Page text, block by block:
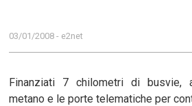
03/01/2008 - e2net
Finanziati 7 chilometri di busvie,
metano e le porte telematiche per